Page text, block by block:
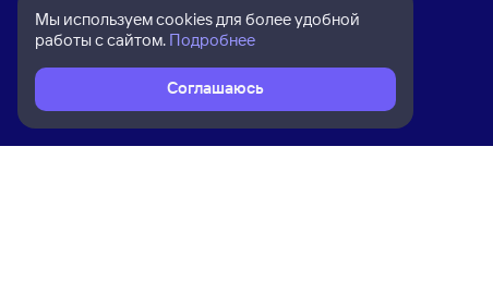
Мы используем cookies для более удобной
работы с сайтом. Подробнее
Соглашаюсь